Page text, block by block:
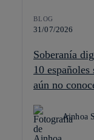
BLOG
31/07/2026
Soberanía
10
aún no
Ainhoa